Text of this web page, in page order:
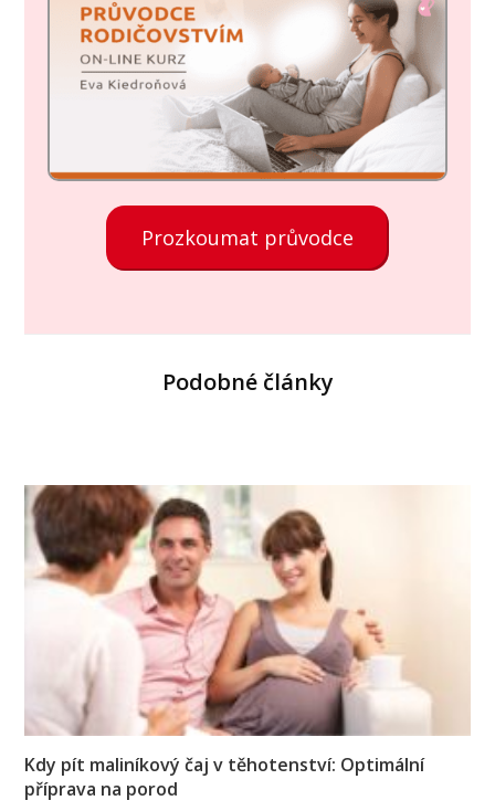
Prozkoumat průvodce
Podobné články
Kdy pít maliníkový čaj v těhotenství: Optimální
příprava na porod